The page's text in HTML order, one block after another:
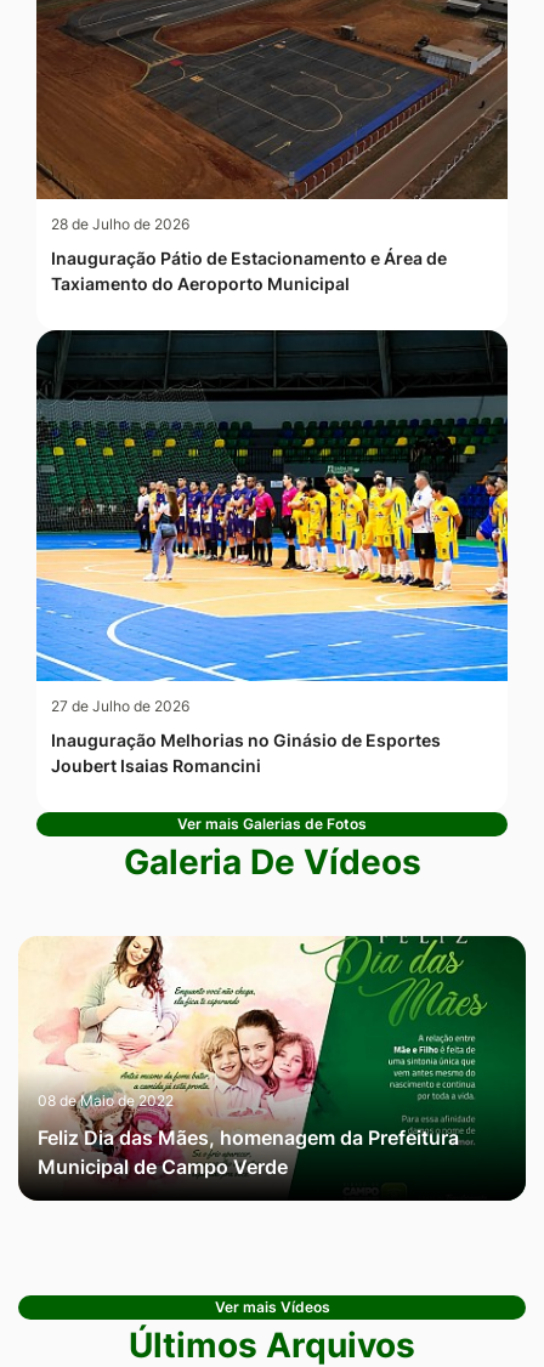
28 de Julho de 2026
Inauguração Pátio de Estacionamento e Área de
Taxiamento do Aeroporto Municipal
27 de Julho de 2026
Inauguração Melhorias no Ginásio de Esportes
Joubert Isaias Romancini
Ver mais Galerias de Fotos
Galeria De Vídeos
08 de Maio de 2022
Feliz Dia das Mães, homenagem da Prefeitura
Municipal de Campo Verde
Ver mais Vídeos
Últimos Arquivos